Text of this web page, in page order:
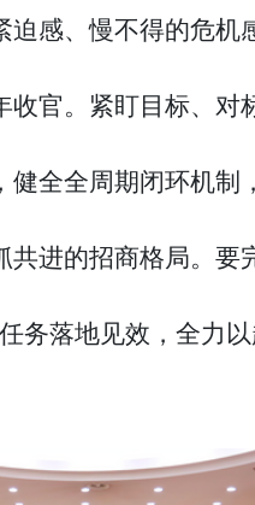
感、慢不得的危机
官。紧盯目标、
全全周期闭环机
进的招商格局。
务落地见效，全力